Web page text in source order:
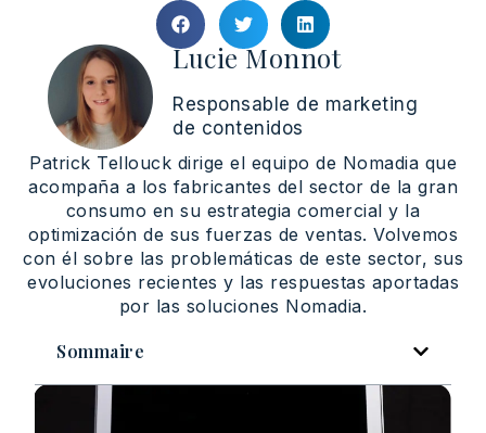
Lucie Monnot
Responsable de marketing
de contenidos
Patrick Tellouck dirige el equipo de Nomadia que
acompaña a los fabricantes del sector de la gran
consumo en su estrategia comercial y la
optimización de sus fuerzas de ventas. Volvemos
con él sobre las problemáticas de este sector, sus
evoluciones recientes y las respuestas aportadas
por las soluciones Nomadia.
Sommaire